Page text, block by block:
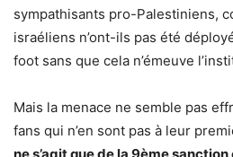
sympathisants pro-Palestiniens,
israéliens n’ont-ils pas été
foot sans que cela n’émeuve
Mais la menace ne semble pas
fans qui n’en sont pas à leur
ne s’agit que de la 9ème